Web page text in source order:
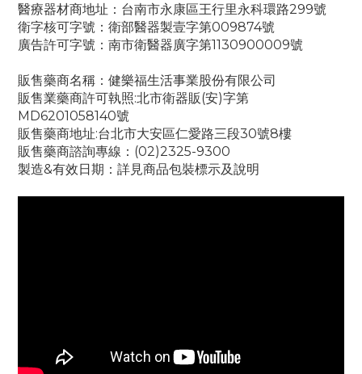
醫療器材商地址：台南市永康區王行里永科環路299號
衛字核可字號：衛部醫器製壹字第009874號
廣告許可字號：南市衛醫器廣字第1130900009號
販售藥商名稱：健樂福生活事業股份有限公司
販售業藥商許可執照:北市衛器販(安)字第
MD6201058140號
販售藥商地址:台北市大安區仁愛路三段30號8樓
販售藥商諮詢專線：(02)2325-9300
製造&有效日期：詳見商品包裝標示及說明